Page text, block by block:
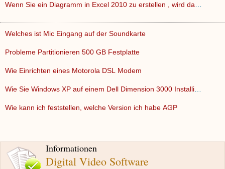
Informationen
Digital Video Software
Welches ist Mic Eingang auf der Soundkarte
Probleme Partitionieren 500 GB Festplatte
Wie Einrichten eines Motorola DSL Modem
Wie kann ich feststellen, welche Version ich habe AGP